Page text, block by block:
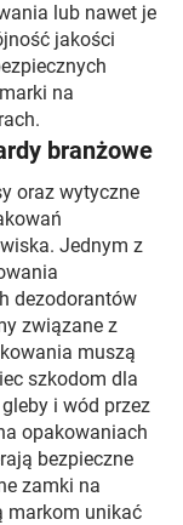
lub nawet je
jakości
na
branżowe
oraz wytyczne
Jednym z
dezodorantów
związane z
muszą
szkodom dla
i wód przez
opakowaniach
bezpieczne
zamki na
markom unikać